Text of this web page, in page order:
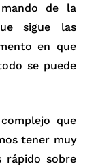
de la
sigue las
en que
se puede
que
tener muy
rápido sobre